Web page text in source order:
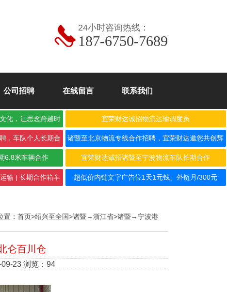
24小时咨询热线：
187-6750-7689
公司招聘 在线留言 联系我们
化，让思念跨越时 宜荣财达诚招物流运输调度员
，车队个人长期合 诸暨至北京物流专线合作招聘，宜荣财达邀您共创辉
煌！
6.8米车辆合作 宜荣财达诚招诸暨至宁波物流车队长期合作
输 | 长期合作箱车 超低价内链文字广告位1天1元钱、外链月/300元
置： 首页>绍兴至全国>诸暨→浙江省>诸暨→宁波港
仑百川仓
23 浏览：94